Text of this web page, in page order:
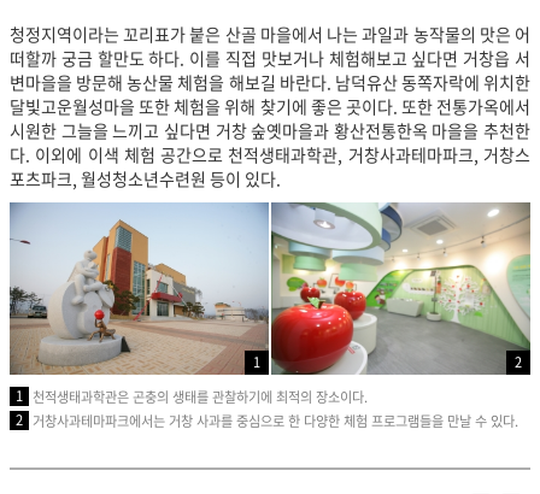
청정지역이라는 꼬리표가 붙은 산골 마을에서 나는 과일과 농작물의 맛은 어
떠할까 궁금 할만도 하다. 이를 직접 맛보거나 체험해보고 싶다면 거창읍 서
변마을을 방문해 농산물 체험을 해보길 바란다. 남덕유산 동쪽자락에 위치한
달빛고운월성마을 또한 체험을 위해 찾기에 좋은 곳이다. 또한 전통가옥에서
시원한 그늘을 느끼고 싶다면 거창 숲옛마을과 황산전통한옥 마을을 추천한
다. 이외에 이색 체험 공간으로 천적생태과학관, 거창사과테마파크, 거창스
포츠파크, 월성청소년수련원 등이 있다.
1
2
1 천적생태과학관은 곤충의 생태를 관찰하기에 최적의 장소이다.
2 거창사과테마파크에서는 거창 사과를 중심으로 한 다양한 체험 프로그램들을 만날 수 있다.